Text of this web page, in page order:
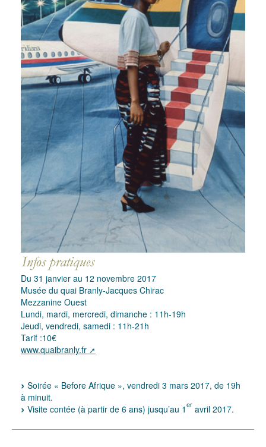
Du 31 janvier au 12 novembre 2017
Musée du quai Branly-Jacques Chirac
Mezzanine Ouest
Lundi, mardi, mercredi, dimanche : 11h-19h
Jeudi, vendredi, samedi : 11h-21h
Tarif :10€
www.quaibranly.fr
Soirée « Before Afrique », vendredi 3 mars 2017, de 19h
à minuit.
Visite contée (à partir de 6 ans) jusqu’au 1er avril 2017.